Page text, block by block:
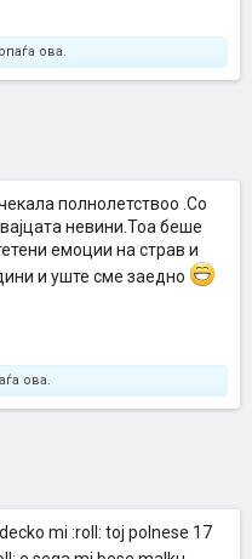
ова.
полнолетствоо .Со
невини.Тоа беше
емоции на страв и
и уште сме заедно
ова.
mi :roll: toj polnese 17